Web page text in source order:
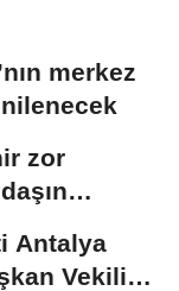
merkez
zor
Antalya
Vekili